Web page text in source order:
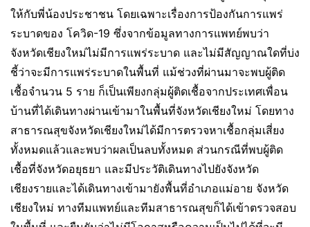
ให้กับพี่น้องประชาชน โดยเฉพาะเรื่องการป้องกันการแพร่
ระบาดของ โควิด-19 ซึ่งจากข้อมูลทางการแพทย์พบว่า
จังหวัดเชียงใหม่ไม่มีการแพร่ระบาด และไม่มีสัญญาณใดที่บ่ง
ชี้ว่าจะมีการแพร่ระบาดในพื้นที่ แม้ช่วงที่ผ่านมาจะพบผู้ติด
เชื้อจำนวน 5 ราย ก็เป็นเพียงกลุ่มผู้ติดเชื้อจากประเทศเพื่อน
บ้านที่ได้เดินทางผ่านเข้ามาในพื้นที่จังหวัดเชียงใหม่ โดยทาง
สาธารณสุขจังหวัดเชียงใหม่ได้มีการตรวจหาเชื้อกลุ่มเสี่ยง
ทั้งหมดแล้วและพบว่าผลเป็นลบทั้งหมด ส่วนกรณีที่พบผู้ติด
เชื้อที่จังหวัดอยุธยา และมีประวัติเดินทางไปยังจังหวัด
เชียงรายและได้เดินทางเข้ามายังพื้นที่อำเภอแม่อาย จังหวัด
เชียงใหม่ ทางทีมแพทย์และทีมสาธารณสุขก็ได้เข้าตรวจสอบ